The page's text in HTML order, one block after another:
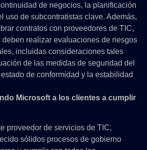
de negocios, la planificación
uso de subcontratistas clave. Además,
contratos con proveedores de TIC,
deben realizar evaluaciones de riesgos
incluidas consideraciones tales
de las medidas de seguridad del
de conformidad y la estabilidad
Microsoft a los clientes a cumplir
proveedor de servicios de TIC,
sólidos procesos de gobierno